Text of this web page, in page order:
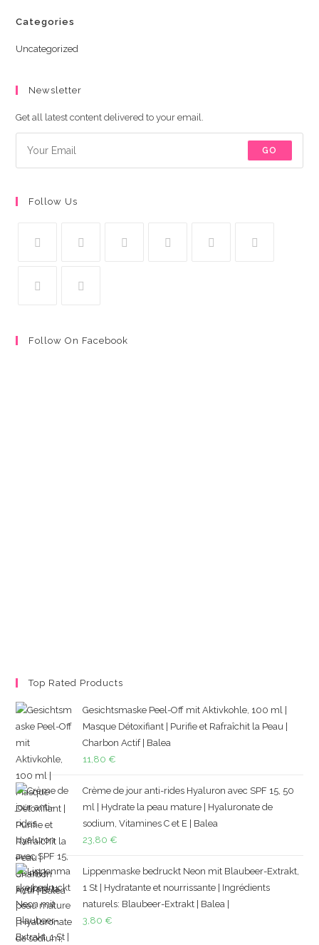
Categories
Uncategorized
Newsletter
Get all latest content delivered to your email.
GO
Follow Us
Follow On Facebook
Top Rated Products
Gesichtsmaske Peel-Off mit Aktivkohle, 100 ml |
Masque Détoxifiant | Purifie et Rafraîchit la Peau |
Charbon Actif | Balea
11,80 €
Crème de jour anti-rides Hyaluron avec SPF 15, 50
ml | Hydrate la peau mature | Hyaluronate de
sodium, Vitamines C et E | Balea
23,80 €
Lippenmaske bedruckt Neon mit Blaubeer-Extrakt,
1 St | Hydratante et nourrissante | Ingrédients
naturels: Blaubeer-Extrakt | Balea |
3,80 €